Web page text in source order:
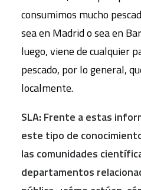
consumimos mucho
sea en Madrid o sea en
luego, viene de cualquier
pescado, por lo general,
localmente.
SLA: Frente a estas
este tipo de
las comunidades
departamentos